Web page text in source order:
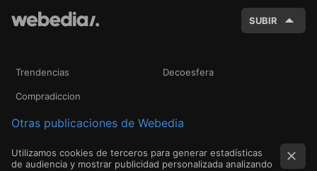
SUBIR
Trendencias Decoesfera
Compradiccion
Otras publicaciones de Webedia
Utilizamos cookies de terceros para generar estadísticas
de audiencia y mostrar publicidad personalizada analizando